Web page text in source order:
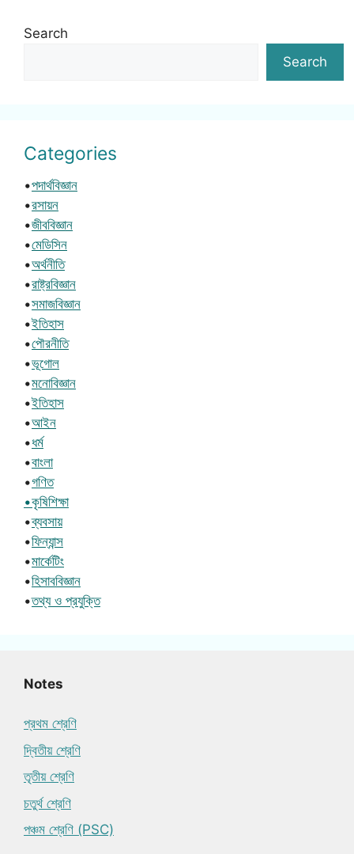
Search
Search
Categories
•পদার্থবিজ্ঞান
•রসায়ন
•জীববিজ্ঞান
•মেডিসিন
•অর্থনীতি
•রাষ্ট্রবিজ্ঞান
•সমাজবিজ্ঞান
•ইতিহাস
•পৌরনীতি
•ভূগোল
•মনোবিজ্ঞান
•ইতিহাস
•আইন
•ধর্ম
•বাংলা
•গণিত
•কৃষিশিক্ষা
•ব্যবসায়
•ফিন্যান্স
•মার্কেটিং
•হিসাববিজ্ঞান
•তথ্য ও প্রযুক্তি
Notes
প্রথম শ্রেণি
দ্বিতীয় শ্রেণি
তৃতীয় শ্রেণি
চতুর্থ শ্রেণি
পঞ্চম শ্রেণি (PSC)